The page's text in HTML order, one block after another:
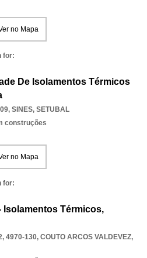
no Mapa
for:
De Isolamentos Térmicos
, SINES, SETUBAL
construções
no Mapa
for:
Isolamentos Térmicos,
4970-130, COUTO ARCOS VALDEVEZ,